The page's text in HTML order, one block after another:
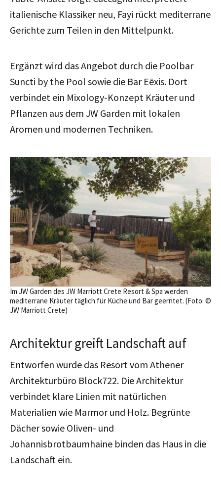
italienische Klassiker neu, Fayi rückt mediterrane
Gerichte zum Teilen in den Mittelpunkt.
Ergänzt wird das Angebot durch die Poolbar
Suncti by the Pool sowie die Bar Eēxis. Dort
verbindet ein Mixology-Konzept Kräuter und
Pflanzen aus dem JW Garden mit lokalen
Aromen und modernen Techniken.
Im JW Garden des JW Marriott Crete Resort & Spa werden
mediterrane Kräuter täglich für Küche und Bar geerntet. (Foto: ©
JW Marriott Crete)
Architektur greift Landschaft auf
Entworfen wurde das Resort vom Athener
Architekturbüro Block722. Die Architektur
verbindet klare Linien mit natürlichen
Materialien wie Marmor und Holz. Begrünte
Dächer sowie Oliven- und
Johannisbrotbaumhaine binden das Haus in die
Landschaft ein.